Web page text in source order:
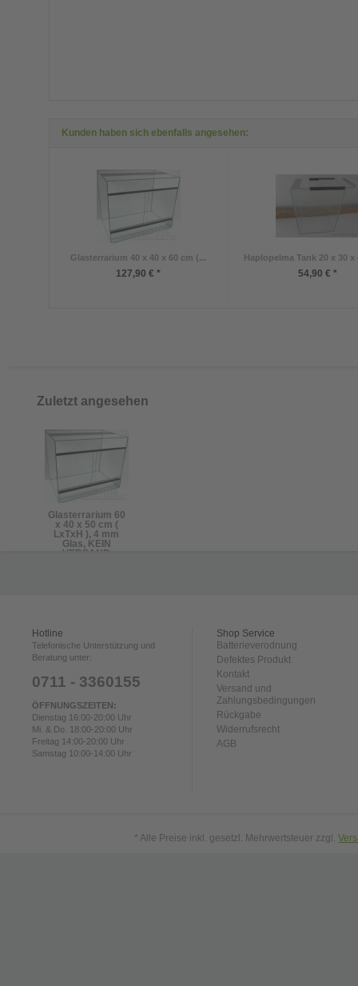
Kunden haben sich ebenfalls angesehen:
Glasterrarium 40 x 40 x 60 cm (...
127,90 € *
Haplopelma Tank 20 x 30 x
54,90 € *
Zuletzt angesehen
Glasterrarium 60
x 40 x 50 cm (
LxTxH ), 4 mm
Glas, KEIN
VERSAND
Hotline
Telefonische Unterstützung und
Beratung unter:
0711 - 3360155
ÖFFNUNGSZEITEN:
Dienstag 16:00-20:00 Uhr
Mi. & Do. 18:00-20:00 Uhr
Freitag 14:00-20:00 Uhr
Samstag 10:00-14:00 Uhr
Shop Service
Batterieverodnung
Defektes Produkt
Kontakt
Versand und
Zahlungsbedingungen
Rückgabe
Widerrufsrecht
AGB
* Alle Preise inkl. gesetzl. Mehrwertsteuer zzgl.